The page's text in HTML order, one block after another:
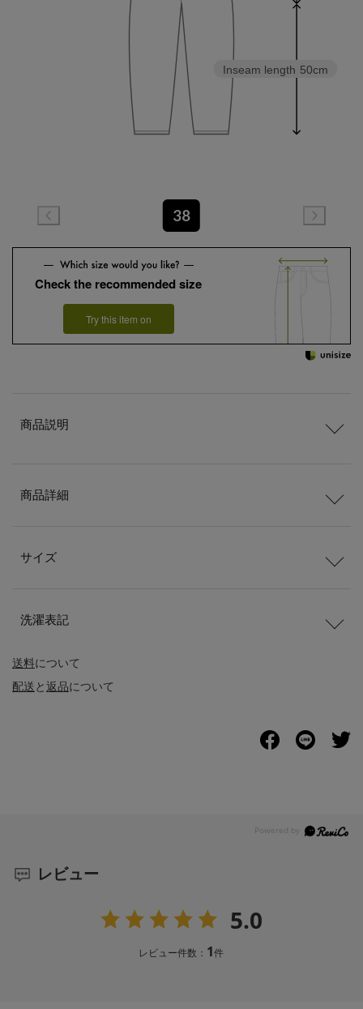
Inseam length 50cm
38
Check the recommended size
Try this item on
送料について
配送と返品について
商品説明
商品詳細
サイズ
洗濯表記
レビュー
5.0
レビュー件数： 1件